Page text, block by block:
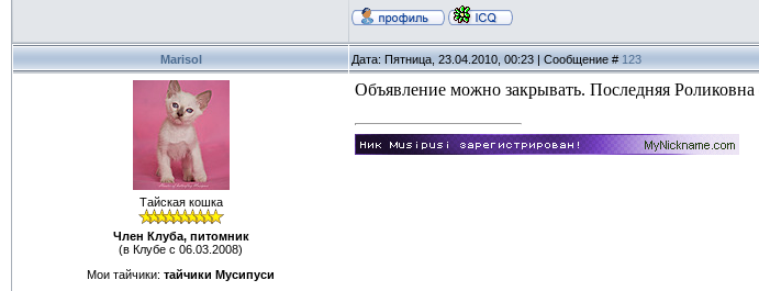
Marisol Дата: Пятница, 23.04.2010, 00:23 | Сообщение # 123
Тайская кошка
Член Клуба, питомник
(в Клубе с 06.03.2008)
Мои тайчики: тайчики Мусипуси
Объявление можно закрывать. Последняя